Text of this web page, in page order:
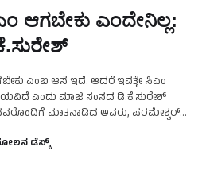
ಆಗಬೇಕು ಎಂದೇನಿಲ್ಲ:
ಎಂಬ ಆಸೆ ಇದೆ. ಆದರೆ ಇವತ್ತೇ ಸಿಎಂ
ಎಂದು ಮಾಜಿ ಸಂಸದ ಡಿ.ಕೆ.ಸುರೇಶ್‌
ಮಾತನಾಡಿದ ಅವರು, ಪರಮೇಶ್ವರ್‌
ಡೆಸ್ಕ್